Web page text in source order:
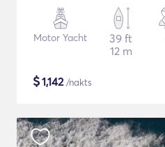
Motor Yacht
39 ft
12 m
$1,142/nakts